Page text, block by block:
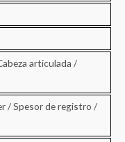
articulada /
/ Spesor de registro /